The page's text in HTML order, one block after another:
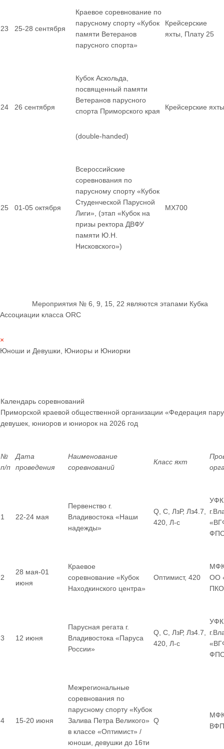
23 25-28 сентября
Краевое соревнование по
парусному спорту «Кубок
памяти Ветеранов
парусного спорта»
Крейсерские
яхты, Плату 25
24 26 сентября
Кубок Аскольда,
посвященный памяти
Ветеранов парусного
спорта Приморского края
(double-handed)
Крейсерские яхты
25 01-05 октября
Всероссийские
соревнования по
парусному спорту «Кубок
Студенческой Парусной
Лиги», (этап «Кубок на
призы ректора ДВФУ
памяти Ю.Н.
Нисковского»)
MX700
Мероприятия № 6, 9, 15, 22 являются этапами Кубка
Ассоциации класса ORC
×
Юноши и Девушки, Юниоры и Юниорки
Календарь соревнований
Приморской краевой общественной организации «Федерация
девушек, юниоров и юниорок на 2026 год
№
п/п
Дата
проведения
Наименование
соревнований
Класс яхт
1 22-24 мая
Первенство г.
Владивостока «Наши
надежды»
Q, С, ЛзР, Лз4.7,
420, Л-с
2
28 мая-01
июня
Краевое
соревнование «Кубок
Находкинского центра»
Оптимист, 420
ОО
3 12 июня
Парусная регата г.
Владивостока «Паруса
России»
Q, С, ЛзР, Лз4.7,
420, Л-с
4 15-20 июня
Межрегиональные
соревнования по
парусному спорту «Кубок
Залива Петра Великого»
в классе «Оптимист» /
юноши, девушки до 16ти
Q